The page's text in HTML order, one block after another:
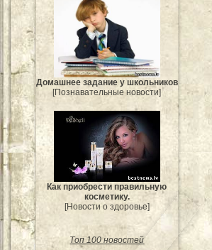
Домашнее задание у школьников
[Познавательные новости]
Как приобрести правильную
косметику.
[Новости о здоровье]
Топ 100 новостей